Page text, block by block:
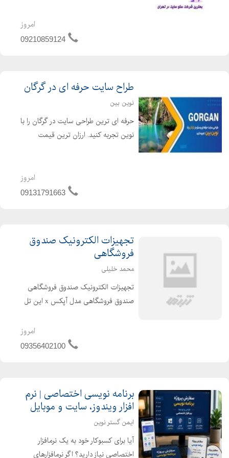
فروشگاهی و شرکتی و شخصی با ارزان
ترین قیمت بر پایه اصول سئو شرکت سئو
امروز
09210859124
طراح سایت حرفه ای در گرگان
نوین بین
حرفه ای ترین طراحی سایت در گرگان را با
نوین تجربه کنید. ارزان ترین قیمت
در گرگان توسط تیم حرفه ای نوین بینامروز
09131791663
تجهیزات الکترونیک صندوق
فروشگاهی
محمد خلیلی
تجهیزات الکترونیک صندوق فروشگاهی
صندوق فروشگاهی مدل آپکس x این تل
پرینتر قابلیت اتصال به برنامه دیوار 6عدد
امروز
09356402100
برنامه نویسی اختصاصی | نرم
افزار ویندوز، سایت و موبایل
ایمن گستر نوین
آیا برای کسبوکار خود به یک نرمافزار
اختصاصی نیاز دارید؟ اگر نرمافزارهای